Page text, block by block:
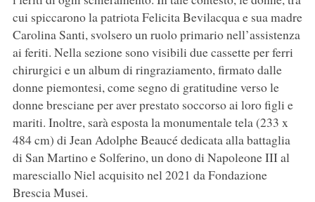
cui spiccarono la patriota Felicita Bevilacqua e sua madre
Carolina Santi, svolsero un ruolo primario nell’assistenza
ai feriti. Nella sezione sono visibili due cassette per ferri
chirurgici e un album di ringraziamento, firmato dalle
donne piemontesi, come segno di gratitudine verso le
donne bresciane per aver prestato soccorso ai loro figli e
mariti. Inoltre, sarà esposta la monumentale tela (233 x
484 cm) di Jean Adolphe Beaucé dedicata alla battaglia
di San Martino e Solferino, un dono di Napoleone III al
maresciallo Niel acquisito nel 2021 da Fondazione
Brescia Musei.